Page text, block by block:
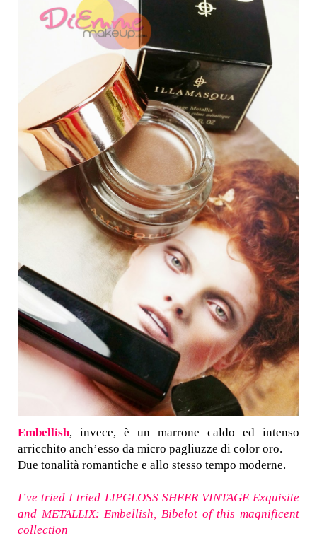
Embellish, invece, è un marrone caldo ed intenso
arricchito anch’esso da micro pagliuzze di color oro.
Due tonalità romantiche e allo stesso tempo moderne.
I’ve tried I tried LIPGLOSS SHEER VINTAGE Exquisite
and METALLIX: Embellish, Bibelot of this magnificent
collection